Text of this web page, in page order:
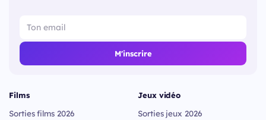
M'inscrire
Films
Sorties films 2026
Jeux vidéo
Sorties jeux 2026